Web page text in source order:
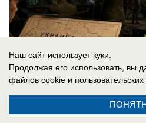
Наш сайт использует куки.
Продолжая его использовать, вы
файлов cookie и